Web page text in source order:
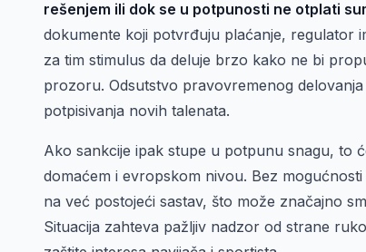
rešenjem ili dok se u potpunosti ne otplati
dokumente koji potvrđuju plaćanje, regulator
za tim stimulus da deluje brzo kako ne bi
prozoru. Odsutstvo pravovremenog
potpisivanja novih talenata.
Ako sankcije ipak stupe u potpunu snagu, to
domaćem i evropskom nivou. Bez
na već postojeći sastav, što može značajno
Situacija zahteva pažljiv nadzor od strane